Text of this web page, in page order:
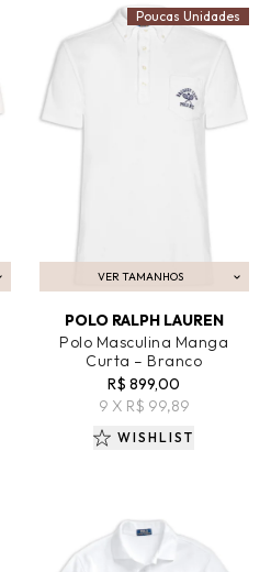
VER TAMANHOS
ADICIONAR AO CARRINHO
POLO RALPH LAUREN
Polo Masculina Manga
Curta – Branco
R$ 899,00
9 X R$ 99,89
Poucas Unidades
WISHLIST